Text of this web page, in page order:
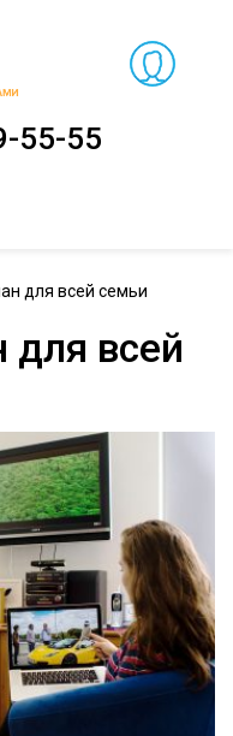
55-55
для всей семьи
всей